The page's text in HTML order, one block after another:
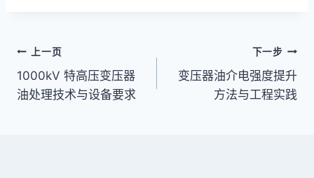
文
章
上一页
1000kV 特高压变压器
油处理技术与设备要求
下一步
变压器油介电强度提升
方法与工程实践